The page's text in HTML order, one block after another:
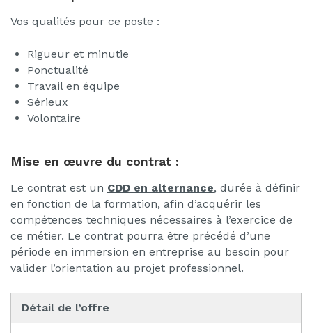
Vos qualités pour ce poste :
Rigueur et minutie
Ponctualité
Travail en équipe
Sérieux
Volontaire
Mise en œuvre du contrat :
Le contrat est un CDD en alternance, durée à définir
en fonction de la formation, afin d’acquérir les
compétences techniques nécessaires à l’exercice de
ce métier. Le contrat pourra être précédé d’une
période en immersion en entreprise au besoin pour
valider l’orientation au projet professionnel.
Détail de l’offre